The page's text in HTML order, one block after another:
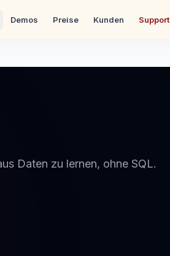
Demos Preise Kunden Support
Daten zu lernen, ohne SQL.